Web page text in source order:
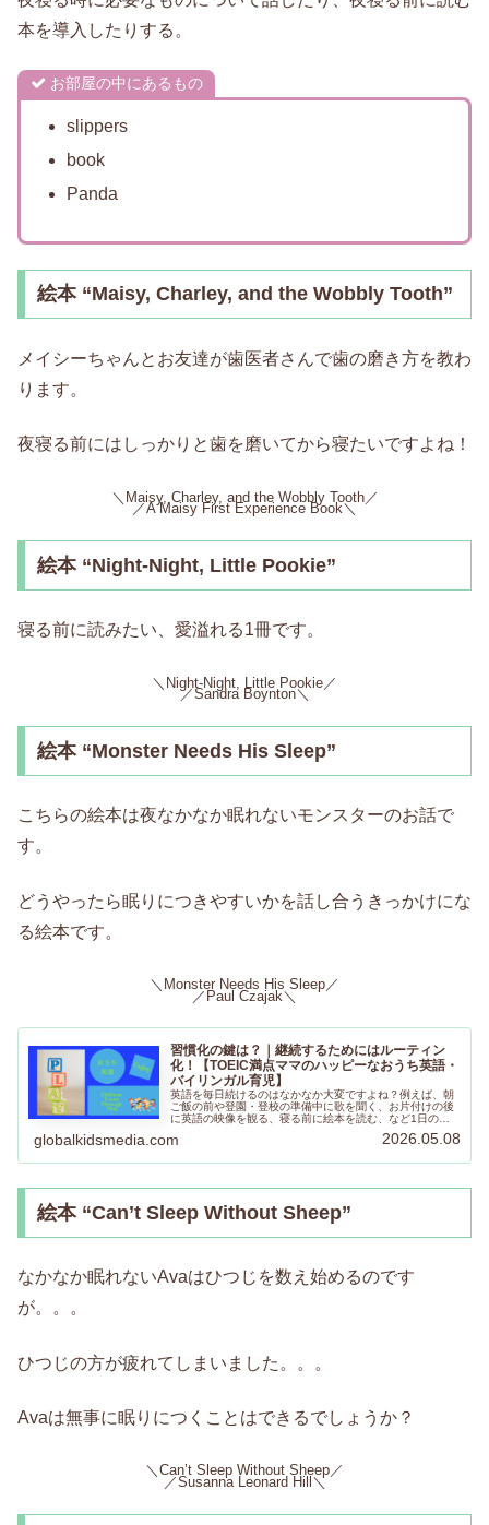
本を導入したりする。
お部屋の中にあるもの
slippers
book
Panda
絵本 “Maisy, Charley, and the Wobbly Tooth”
メイシーちゃんとお友達が歯医者さんで歯の磨き方を教わ
ります。
夜寝る前にはしっかりと歯を磨いてから寝たいですよね！
＼Maisy, Charley, and the Wobbly Tooth／
／A Maisy First Experience Book＼
絵本 “Night-Night, Little Pookie”
寝る前に読みたい、愛溢れる1冊です。
＼Night-Night, Little Pookie／
／Sandra Boynton＼
絵本 “Monster Needs His Sleep”
こちらの絵本は夜なかなか眠れないモンスターのお話で
す。
どうやったら眠りにつきやすいかを話し合うきっかけにな
る絵本です。
＼Monster Needs His Sleep／
／Paul Czajak＼
習慣化の鍵は？｜継続するためにはルーティン
化！【TOEIC満点ママのハッピーなおうち英語・
バイリンガル育児】
英語を毎日続けるのはなかなか大変ですよね？例えば、朝
ご飯の前や登園・登校の準備中に歌を聞く、お片付けの後
に英語の映像を観る、寝る前に絵本を読む、など1日の流
す。ぜひ楽しく続けてみてくださいね。
globalkidsmedia.com 2026.05.08
絵本 “Can’t Sleep Without Sheep”
なかなか眠れないAvaはひつじを数え始めるのです
が。。。
ひつじの方が疲れてしまいました。。。
Avaは無事に眠りにつくことはできるでしょうか？
＼Can’t Sleep Without Sheep／
／Susanna Leonard Hill＼